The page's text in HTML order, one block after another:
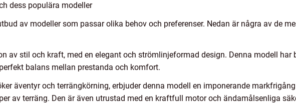
dess populära modeller
av modeller som passar olika behov och preferenser. Nedan är några av de
av stil och kraft, med en elegant och strömlinjeformad design. Denna modell har
balans mellan prestanda och komfort.
äventyr och terrängkörning, erbjuder denna modell en imponerande
av terräng. Den är även utrustad med en kraftfull motor och ändamålsenliga